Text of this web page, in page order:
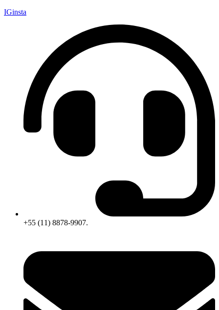
IGinsta
+55 (11) 8878-9907.